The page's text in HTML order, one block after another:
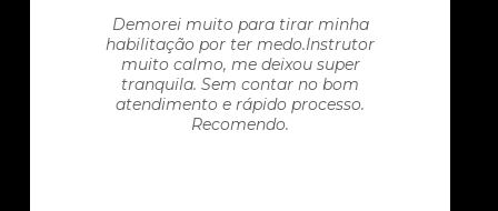
Demorei muito para tirar minha
habilitação por ter medo.Instrutor
muito calmo, me deixou super
tranquila. Sem contar no bom
atendimento e rápido processo.
Recomendo.